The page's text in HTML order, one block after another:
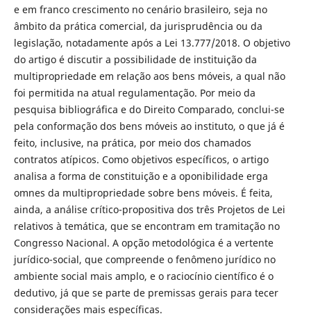
e em franco crescimento no cenário brasileiro, seja no
âmbito da prática comercial, da jurisprudência ou da
legislação, notadamente após a Lei 13.777/2018. O objetivo
do artigo é discutir a possibilidade de instituição da
multipropriedade em relação aos bens móveis, a qual não
foi permitida na atual regulamentação. Por meio da
pesquisa bibliográfica e do Direito Comparado, conclui-se
pela conformação dos bens móveis ao instituto, o que já é
feito, inclusive, na prática, por meio dos chamados
contratos atípicos. Como objetivos específicos, o artigo
analisa a forma de constituição e a oponibilidade erga
omnes da multipropriedade sobre bens móveis. É feita,
ainda, a análise crítico-propositiva dos três Projetos de Lei
relativos à temática, que se encontram em tramitação no
Congresso Nacional. A opção metodológica é a vertente
jurídico-social, que compreende o fenômeno jurídico no
ambiente social mais amplo, e o raciocínio científico é o
dedutivo, já que se parte de premissas gerais para tecer
considerações mais específicas.